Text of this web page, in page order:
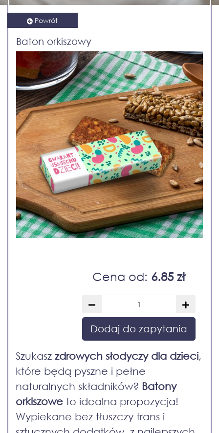
Powrót
Baton orkiszowy
Cena od: 6.85 zł
Dodaj do zapytania
Szukasz zdrowych słodyczy dla dzieci,
które będą pyszne i pełne
naturalnych składników? Batony
orkiszowe to idealna propozycja!
Wypiekane bez tłuszczy trans i